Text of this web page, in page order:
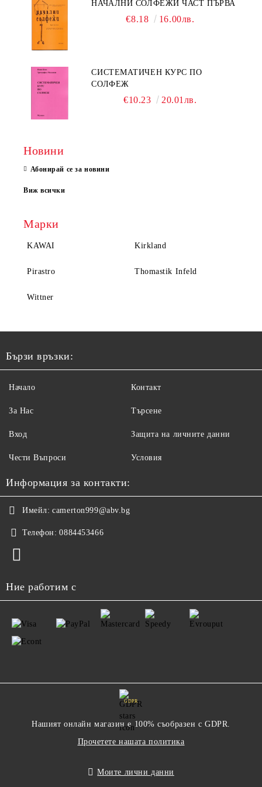
НАЧАЛНИ СОЛФЕЖИ ЧАСТ ПЪРВА
€8.18 16.00лв.
СИСТЕМАТИЧЕН КУРС ПО
СОЛФЕЖ
€10.23 20.01лв.
Новини
Абонирай се за новини
Виж всички
Марки
KAWAI Kirkland
Pirastro Thomastik Infeld
Wittner
Бързи връзки:
Начало
За Нас
Вход
Чести Въпроси
Контакт
Търсене
Защита на личните данни
Условия
Информация за контакти:
Имейл: camerton999@abv.bg
Телефон: 0884453466
Ние работим с
GDPR
Нашият онлайн магазин е 100% съобразен с GDPR.
Прочетете нашата политика
Моите лични данни